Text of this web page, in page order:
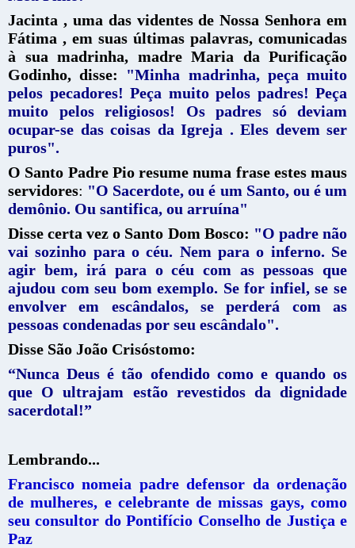
Jacinta , uma das videntes de Nossa Senhora em
Fátima , em suas últimas palavras, comunicadas
à sua madrinha, madre Maria da Purificação
Godinho, disse: "Minha madrinha, peça muito
pelos pecadores! Peça muito pelos padres! Peça
muito pelos religiosos! Os padres só deviam
ocupar-se das coisas da Igreja . Eles devem ser
puros".
O Santo Padre Pio resume numa frase estes maus
servidores: "O Sacerdote, ou é um Santo, ou é um
demônio. Ou santifica, ou arruína"
Disse certa vez o Santo Dom Bosco: "O padre não
vai sozinho para o céu. Nem para o inferno. Se
agir bem, irá para o céu com as pessoas que
ajudou com seu bom exemplo. Se for infiel, se se
envolver em escândalos, se perderá com as
pessoas condenadas por seu escândalo".
Disse São João Crisóstomo:
“Nunca Deus é tão ofendido como e quando os
que O ultrajam estão revestidos da dignidade
sacerdotal!”
Lembrando...
Francisco nomeia padre defensor da ordenação
de mulheres, e celebrante de missas gays, como
seu consultor do Pontifício Conselho de Justiça e
Paz